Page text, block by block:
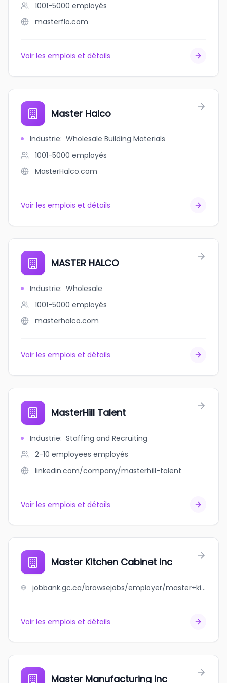
1001-5000 employés
masterflo.com
Voir les emplois et détails
Master Halco
Industrie: Wholesale Building Materials
1001-5000 employés
MasterHalco.com
Voir les emplois et détails
MASTER HALCO
Industrie: Wholesale
1001-5000 employés
masterhalco.com
Voir les emplois et détails
MasterHill Talent
Industrie: Staffing and Recruiting
2-10 employees employés
linkedin.com/company/masterhill-talent
Voir les emplois et détails
Master Kitchen Cabinet Inc
jobbank.gc.ca/browsejobs/employer/master+kitchen+cabinet+inc/ca
Voir les emplois et détails
Master Manufacturing Inc